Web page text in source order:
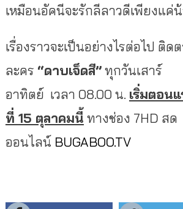
เหมือนอัคนีจะรักลีลาวดีเพียงแค่
เรื่องราวจะเป็นอย่างไรต่อไป ติด
ละคร “ดาบเจ็ดสี”ทุกวันเสาร์
อาทิตย์ เวลา 08.00 น. เริ่มตอน
ที่ 15 ตุลาคมนี้ ทางช่อง 7HD สด
ออนไลน์ BUGABOO.TV